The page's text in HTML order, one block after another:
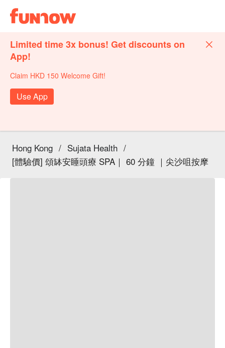
Limited time 3x bonus! Get discounts on
App!
Claim HKD 150 Welcome Gift!
Use App
Hong Kong / Sujata Health /
[體驗價] 頌缽安睡頭療 SPA｜ 60 分鐘 ｜尖沙咀按摩